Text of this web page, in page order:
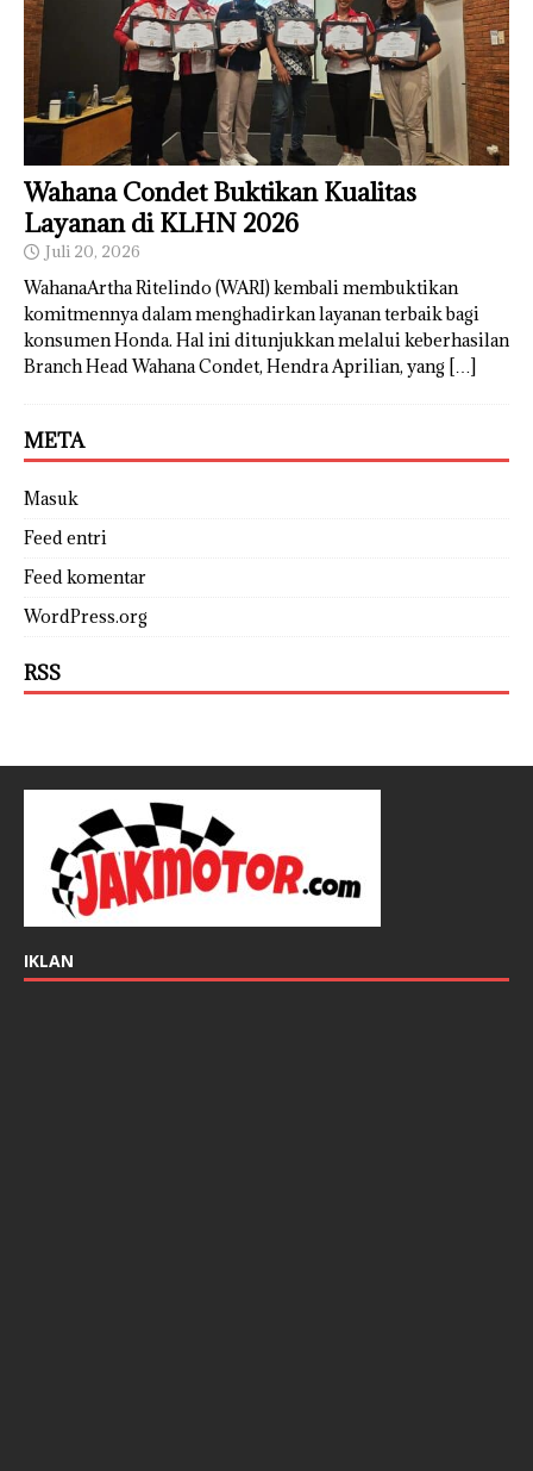
Wahana Condet Buktikan Kualitas
Layanan di KLHN 2026
Juli 20, 2026
WahanaArtha Ritelindo (WARI) kembali membuktikan
komitmennya dalam menghadirkan layanan terbaik bagi
konsumen Honda. Hal ini ditunjukkan melalui keberhasilan
Branch Head Wahana Condet, Hendra Aprilian, yang […]
META
Masuk
Feed entri
Feed komentar
WordPress.org
RSS
IKLAN